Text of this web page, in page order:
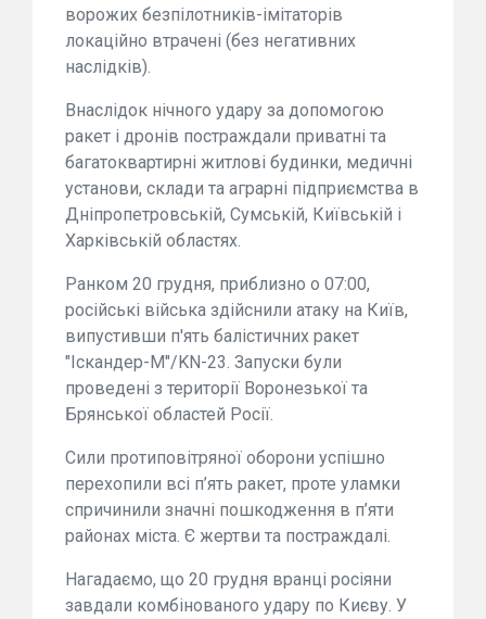
ворожих безпілотників-імітаторів
локаційно втрачені (без негативних
наслідків).
Внаслідок нічного удару за допомогою
ракет і дронів постраждали приватні та
багатоквартирні житлові будинки, медичні
установи, склади та аграрні підприємства в
Дніпропетровській, Сумській, Київській і
Харківській областях.
Ранком 20 грудня, приблизно о 07:00,
російські війська здійснили атаку на Київ,
випустивши п'ять балістичних ракет
"Іскандер-М"/KN-23. Запуски були
проведені з території Воронезької та
Брянської областей Росії.
Сили протиповітряної оборони успішно
перехопили всі п’ять ракет, проте уламки
спричинили значні пошкодження в п’яти
районах міста. Є жертви та постраждалі.
Нагадаємо, що 20 грудня вранці росіяни
завдали комбінованого удару по Києву. У